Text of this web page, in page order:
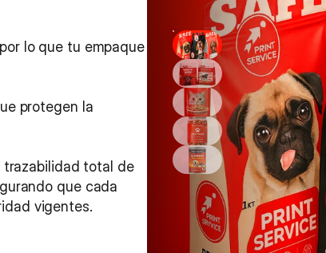
lo que tu empaque
protegen la
trazabilidad total de
que cada
vigentes.